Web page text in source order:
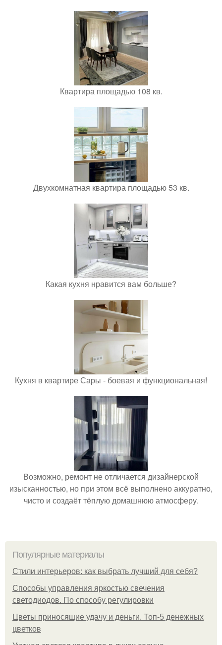
Квартира площадью 108 кв.
Двухкомнатная квартира площадью 53 кв.
Какая кухня нравится вам больше?
Кухня в квартире Сары - боевая и функциональная!
Возможно, ремонт не отличается дизайнерской
изысканностью, но при этом всё выполнено аккуратно,
чисто и создаёт тёплую домашнюю атмосферу.
Популярные материалы
Стили интерьеров: как выбрать лучший для себя?
Способы управления яркостью свечения
светодиодов. По способу регулировки
Цветы приносящие удачу и деньги. Топ-5 денежных
цветков